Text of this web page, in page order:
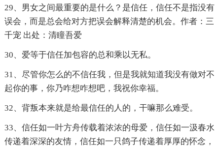
29、男女之间最重要的是什么？是信任，信任不是指没有
误会，而是总会给对方把误会解释清楚的机会。作者：三
千宠 出处：清瞳吾爱
30、爱等于信任加包容的总和乘以无私。
31、尽管你怎么的不信任我，但是我就知道我没有做对不
起你的事，你乃咋想咋想吧，我祝你幸福。
32、背叛本来就是给最信任的人的，干嘛那么难受。
33、信任如一叶方舟传载着浓浓的母爱，信任如一汲春水
传递着深深的友情，信任如一只鸽子传递着厚厚的怀念，